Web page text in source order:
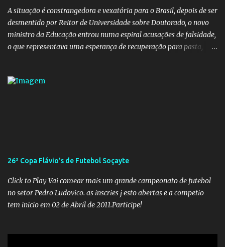
A situação é constrangedora e vexatória para o Brasil, depois de ser
desmentido por Reitor de Universidade sobre Doutorado, o novo
ministro da Educação entrou numa espiral acusações de falsidade,
o que representava uma esperança de recuperação para pasta,
Educação é um dos mais importantes do governo, em um ano e
afinal de contas como acreditar em algo proposto pelo novo
ministro sem imaginar que ele só esta querendo auferir vantagens
pessoais em uma pasta de tamanha envergadura e influência na
vida dos brasileiros. Evelin Azevedo escreveu brilhantemen...
26ª Copa Flávio's de Futebol Soçayte
Click to Play Vai comear mais um grande campeonato de futebol
no setor Pedro Ludovico. as inscries j esto abertas e a competio
tem inicio em 02 de Abril de 2011.Participe!